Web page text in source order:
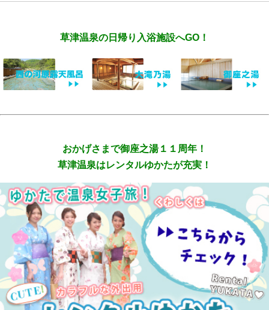
草津温泉の日帰り入浴施設へGO！
おかげさまで御座之湯１１周年！
草津温泉はレンタルゆかたが充実！